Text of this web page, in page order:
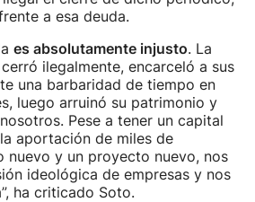
a esa deuda.
es absolutamente injusto. La
ilegalmente, encarceló a sus
una barbaridad de tiempo en
luego arruinó su patrimonio y
Pese a tener un capital
aportación de miles de
nuevo y un proyecto nuevo, nos
ideológica de empresas y nos
ha criticado Soto.